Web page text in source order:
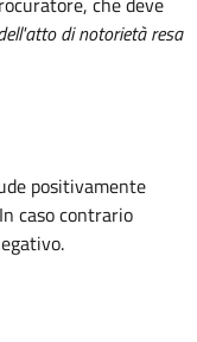
di notorietà resa
positivamente
caso contrario